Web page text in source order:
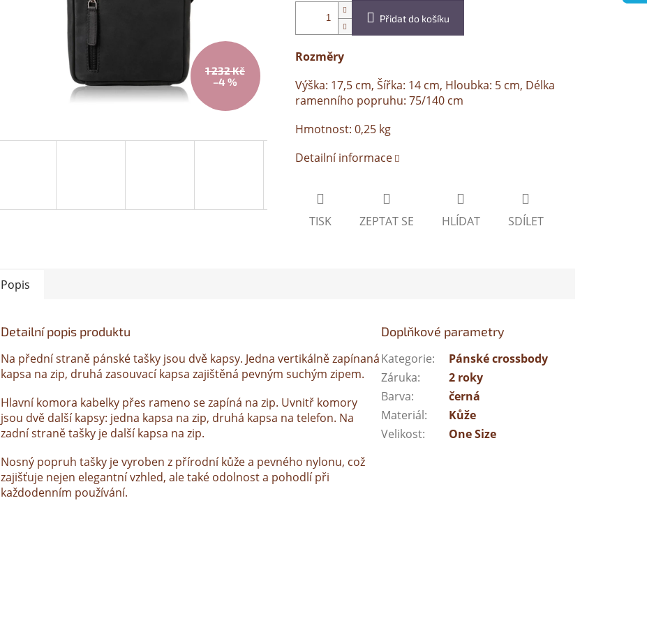
1 232 Kč
–4 %
Přidat do košíku
Rozměry
Výška: 17,5 cm, Šířka: 14 cm, Hloubka: 5 cm, Délka
ramenního popruhu: 75/140 cm
Hmotnost: 0,25 kg
Detailní informace
TISK ZEPTAT SE HLÍDAT SDÍLET
Popis
Detailní popis produktu
Na přední straně pánské tašky jsou dvě kapsy. Jedna vertikálně zapínaná
kapsa na zip, druhá zasouvací kapsa zajištěná pevným suchým zipem.
Hlavní komora kabelky přes rameno se zapíná na zip. Uvnitř komory
jsou dvě další kapsy: jedna kapsa na zip, druhá kapsa na telefon. Na
zadní straně tašky je další kapsa na zip.
Nosný popruh tašky je vyroben z přírodní kůže a pevného nylonu, což
zajišťuje nejen elegantní vzhled, ale také odolnost a pohodlí při
každodenním používání.
Doplňkové parametry
Kategorie:
Pánské crossbody
Záruka:
2 roky
Barva:
černá
Materiál:
Kůže
Velikost: One Size